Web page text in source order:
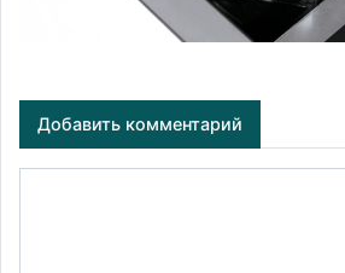
Добавить комментарий